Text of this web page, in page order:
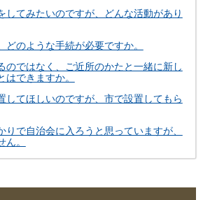
してみたいのですが、どんな活動があり
どのような手続が必要ですか。
のではなく、ご近所のかたと一緒に新し
はできますか。
してほしいのですが、市で設置してもら
りで自治会に入ろうと思っていますが、
。